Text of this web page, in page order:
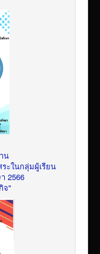
น
ะในกลุ่มผู้เรียน
2566
จ"